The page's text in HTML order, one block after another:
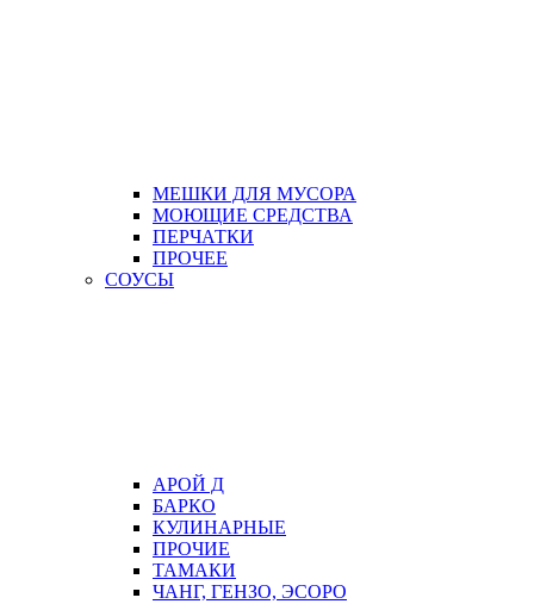
МЕШКИ ДЛЯ МУСОРА
МОЮЩИЕ СРЕДСТВА
ПЕРЧАТКИ
ПРОЧЕЕ
СОУСЫ
АРОЙ Д
БАРКО
КУЛИНАРНЫЕ
ПРОЧИЕ
ТАМАКИ
ЧАНГ, ГЕНЗО, ЭСОРО